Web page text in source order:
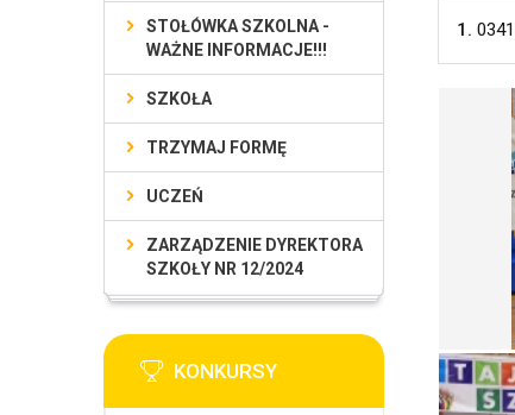
1.
STOŁÓWKA SZKOLNA -
WAŻNE INFORMACJE!!!
SZKOŁA
TRZYMAJ FORMĘ
UCZEŃ
ZARZĄDZENIE DYREKTORA
SZKOŁY NR 12/2024
KONKURSY